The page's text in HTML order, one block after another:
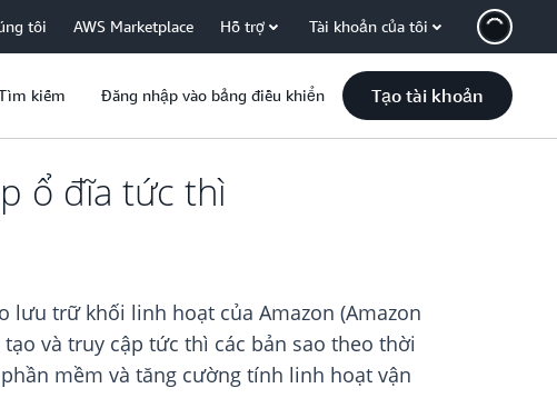
tôi AWS Marketplace Hỗ trợ Tài khoản của tôi
kiếm Đăng nhập vào bảng điều khiển Tạo tài khoản
ổ đĩa tức thì
lưu trữ khối linh hoạt của Amazon (Amazon
và truy cập tức thì các bản sao theo thời
mềm và tăng cường tính linh hoạt vận